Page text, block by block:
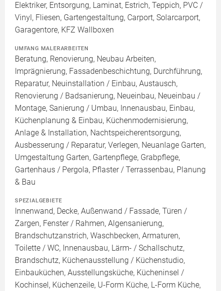
Elektriker, Entsorgung, Laminat, Estrich, Teppich, PVC /
Vinyl, Fliesen, Gartengestaltung, Carport, Solarcarport,
Garagentore, KFZ Wallboxen
UMFANG MALERARBEITEN
Beratung, Renovierung, Neubau Arbeiten,
Imprägnierung, Fassadenbeschichtung, Durchführung,
Reparatur, Neuinstallation / Einbau, Austausch,
Renovierung / Badsanierung, Neueinbau, Neueinbau /
Montage, Sanierung / Umbau, Innenausbau, Einbau,
Küchenplanung & Einbau, Küchenmodernisierung,
Anlage & Installation, Nachtspeicherentsorgung,
Ausbesserung / Reparatur, Verlegen, Neuanlage Garten,
Umgestaltung Garten, Gartenpflege, Grabpflege,
Gartenhaus / Pergola, Pflaster / Terrassenbau, Planung
& Bau
SPEZIALGEBIETE
Innenwand, Decke, Außenwand / Fassade, Türen /
Zargen, Fenster / Rahmen, Algensanierung,
Brandschutzanstrich, Waschbecken, Armaturen,
Toilette / WC, Innenausbau, Lärm- / Schallschutz,
Brandschutz, Küchenausstellung / Küchenstudio,
Einbauküchen, Ausstellungsküche, Kücheninsel /
Kochinsel, Küchenzeile, U-Form Küche, L-Form Küche,